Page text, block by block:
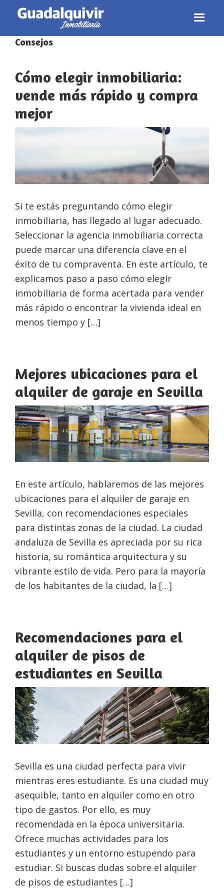
Skip
primary
navigation
Skip
main
content
Skip
footer
Consejos
Cómo elegir inmobiliaria:
vende más rápido y compra
mejor
Si te estás preguntando cómo elegir
inmobiliaria, has llegado al lugar adecuado.
Seleccionar la agencia inmobiliaria correcta
puede marcar una diferencia clave en el
éxito de tu compraventa. En este artículo, te
explicamos paso a paso cómo elegir
inmobiliaria de forma acertada para vender
más rápido o encontrar la vivienda ideal en
menos tiempo y […]
Mejores ubicaciones para el
alquiler de garaje en Sevilla
En este artículo, hablaremos de las mejores
ubicaciones para el alquiler de garaje en
Sevilla, con recomendaciones especiales
para distintas zonas de la ciudad. La ciudad
andaluza de Sevilla es apreciada por su rica
historia, su romántica arquitectura y su
vibrante estilo de vida. Pero para la mayoría
de los habitantes de la ciudad, la […]
Recomendaciones para el
alquiler de pisos de
estudiantes en Sevilla
Sevilla es una ciudad perfecta para vivir
mientras eres estudiante. Es una ciudad muy
asequible, tanto en alquiler como en otro
tipo de gastos. Por ello, es muy
recomendada en la época universitaria.
Ofrece muchas actividades para los
estudiantes y un entorno estupendo para
estudiar. Si buscas dudas sobre el alquiler
de pisos de estudiantes […]